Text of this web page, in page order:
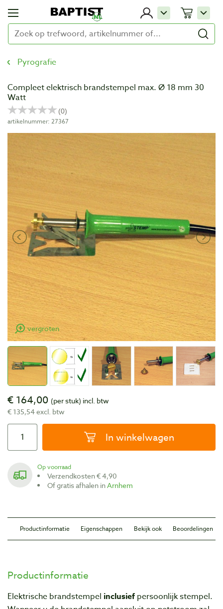
Pyrografie
Compleet elektrisch brandstempel max. Ø 18 mm 30
Watt
artikelnummer: 27367
vergroten
€ 164,00 (per stuk) incl. btw
€ 135,54 excl. btw
In winkelwagen
Op voorraad
Verzendkosten € 4,90
Of gratis afhalen inArnhem
Productinformatie Eigenschappen Bekijk ook Beoordelingen
Productinformatie
Elektrische brandstempel inclusief persoonlijk stempel.